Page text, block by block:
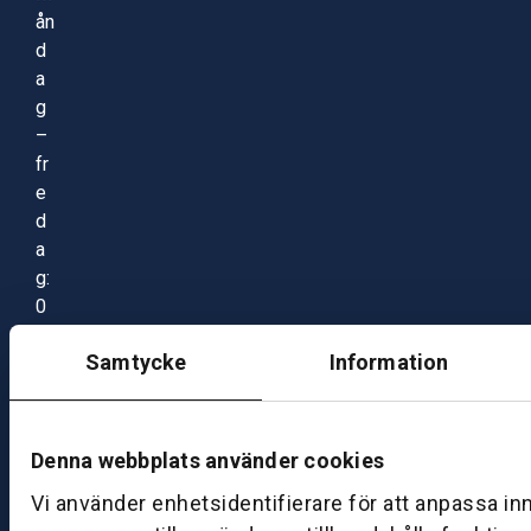
Samtycke Information
Denna webbplats använder cookies
Vi använder enhetsidentifierare för att anpassa
ån
d
a
g
–
fr
e
d
a
g:
0
1
0